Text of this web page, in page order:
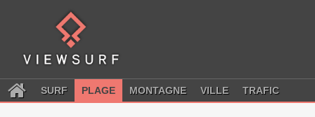
SURF PLAGE MONTAGNE VILLE TRAFIC